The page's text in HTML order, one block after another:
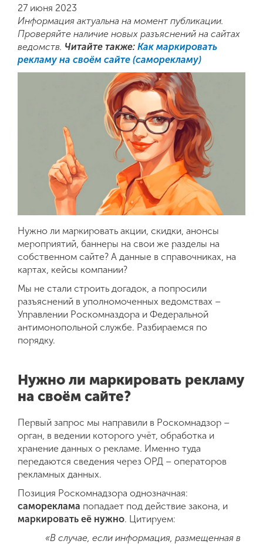
Контекст
Таргет
Битрикс24
Комплексный интернет-маркетинг
Разработка фирменного стиля
27 июня 2023
Информация актуальна на момент публикации.
Проверяйте наличие новых разъяснений на сайтах
ведомств. Читайте также: Как маркировать
рекламу на своём сайте (саморекламу)
Нужно ли маркировать акции, скидки, анонсы
мероприятий, баннеры на свои же разделы на
собственном сайте? А данные в справочниках, на
картах, кейсы компании?
Мы не стали строить догадок, а попросили
разъяснений в уполномоченных ведомствах –
Управлении Роскомназдора и Федеральной
антимонопольной службе. Разбираемся по
порядку.
Нужно ли маркировать рекламу
на своём сайте?
Первый запрос мы направили в Роскомнадзор –
орган, в ведении которого учёт, обработка и
хранение данных о рекламе. Именно туда
передаются сведения через ОРД – операторов
рекламных данных.
Позиция Роскомнадзора однозначная:
самореклама попадает под действие закона, и
маркировать её нужно. Цитируем:
«В случае, если информация, размещенная в